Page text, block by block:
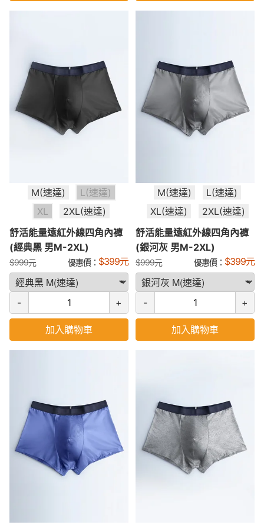
M(速達)
L(速達)
XL
2XL(速達)
舒活能量遠紅外線四角內褲
(經典黑 男M-2XL)
$999元 優惠價： $399元
- +
加入購物車
M(速達)
L(速達)
XL(速達)
2XL(速達)
舒活能量遠紅外線四角內褲
(銀河灰 男M-2XL)
$999元 優惠價： $399元
- +
加入購物車